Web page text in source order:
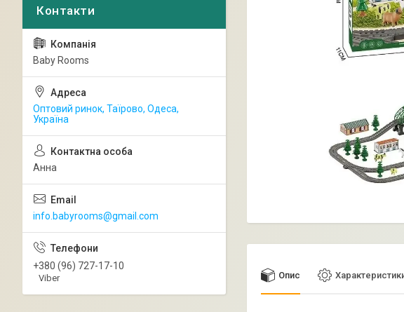
Опис
Baby Rooms
Оптовий ринок, Таїрово, Одеса,
Україна
Анна
info.babyrooms@gmail.com
+380 (96) 727-17-10
Viber